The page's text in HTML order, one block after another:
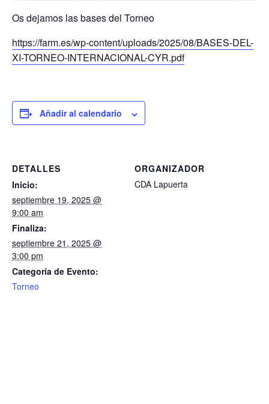
Os dejamos las bases del Torneo
https://farm.es/wp-content/uploads/2025/08/BASES-DEL-
XI-TORNEO-INTERNACIONAL-CYR.pdf
Añadir al calendario
DETALLES
Inicio:
septiembre 19, 2025 @
9:00 am
Finaliza:
septiembre 21, 2025 @
3:00 pm
Categoría de Evento:
Torneo
ORGANIZADOR
CDA Lapuerta